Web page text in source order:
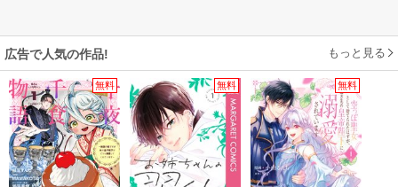
広告で人気の作品! もっと見る
無料 無料 無料